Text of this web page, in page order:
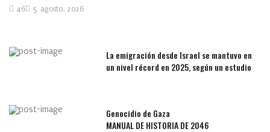
5 agosto, 2026
46
La emigración desde Israel se mantuvo en
un nivel récord en 2025, según un estudio
Genocidio de Gaza
MANUAL DE HISTORIA DE 2046